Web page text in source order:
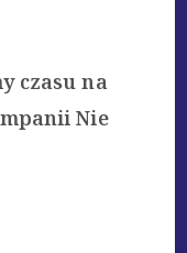
czasu na
Nie